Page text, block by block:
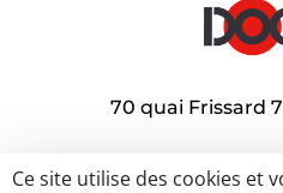
70 quai Frissard
A louer Promotions
Ce site utilise des cookies et